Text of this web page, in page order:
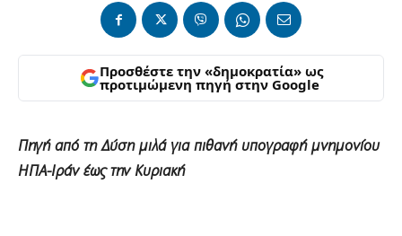
Προσθέστε την «δημοκρατία» ως
προτιμώμενη πηγή στην Google
Πηγή από τη Δύση μιλά για πιθανή υπογραφή μνημονίου
ΗΠΑ-Ιράν έως την Κυριακή